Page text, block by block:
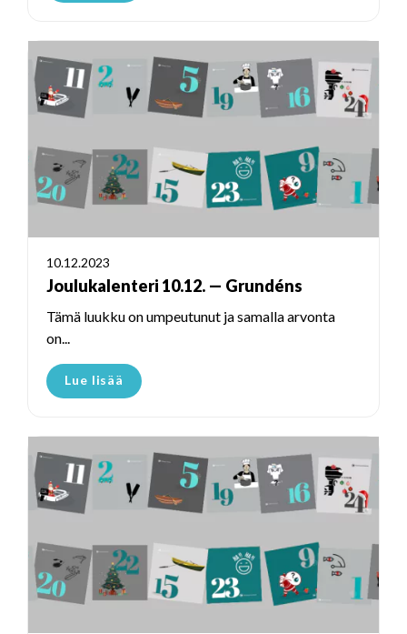
10.12.2023
Joulukalenteri 10.12. — Grundéns
Tämä luukku on umpeutunut ja samalla arvonta
on...
Lue lisää